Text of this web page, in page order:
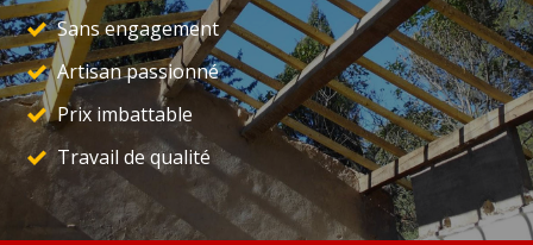
Sans engagement
Artisan passionné
Prix imbattable
Travail de qualité